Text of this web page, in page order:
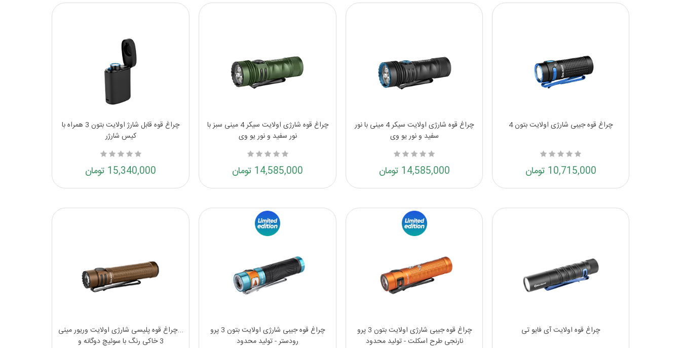
چراغ قوه جیبی شارژی اولایت بتون 4
10,715,000 تومان
چراغ قوه شارژی اولایت سیکر 4 مینی با نور
سفید و نور یو وی
14,585,000 تومان
چراغ قوه شارژی اولایت سیکر 4 مینی سبز با
نور سفید و نور یو وی
14,585,000 تومان
چراغ قوه قابل شارژ اولایت بتون 3 همراه با
کیس شارژر
15,340,000 تومان
چراغ قوه اولایت آی فایو تی
چراغ قوه جیبی شارژی اولایت بتون 3 پرو
نارنجی طرح اسکلت - تولید محدود
چراغ قوه جیبی شارژی اولایت بتون 3 پرو
رودستر - تولید محدود
...چراغ قوه پلیسی شارژی اولایت وریور مینی
3 خاکی رنگ با سوئیچ دوگانه و